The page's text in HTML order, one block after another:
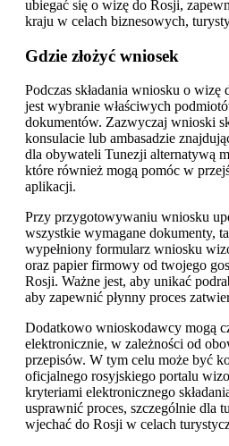
ubiegać się o wizę do Rosji,
kraju w celach biznesowych,
Gdzie złożyć wniosek
Podczas składania wniosku o
jest wybranie właściwych
dokumentów. Zazwyczaj wnioski
konsulacie lub ambasadzie
dla obywateli Tunezji alternatywą
które również mogą pomóc w
aplikacji.
Przy przygotowywaniu wniosku
wszystkie wymagane dokumenty,
wypełniony formularz wniosku
oraz papier firmowy od twojego
Rosji. Ważne jest, aby unikać
aby zapewnić płynny proces
Dodatkowo wnioskodawcy mogą
elektronicznie, w zależności od
przepisów. W tym celu może być
oficjalnego rosyjskiego portalu
kryteriami elektronicznego
usprawnić proces, szczególnie dla
wjechać do Rosji w celach